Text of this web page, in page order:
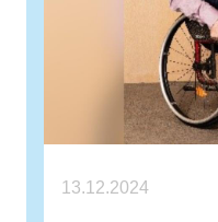
13.12.2024